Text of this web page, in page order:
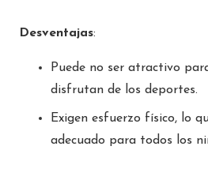
Desventajas:
Puede no ser atractivo
disfrutan de los deportes.
Exigen esfuerzo físico, lo
adecuado para todos los